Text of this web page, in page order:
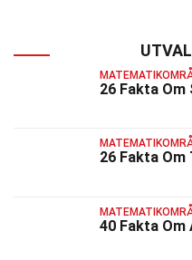
26 Fakta
26 Fakta
40 Fakta